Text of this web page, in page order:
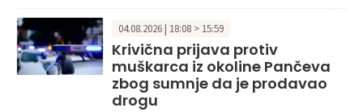
04.08.2026 | 18:08 > 15:59
Krivična prijava protiv
muškarca iz okoline Pančeva
zbog sumnje da je prodavao
drogu